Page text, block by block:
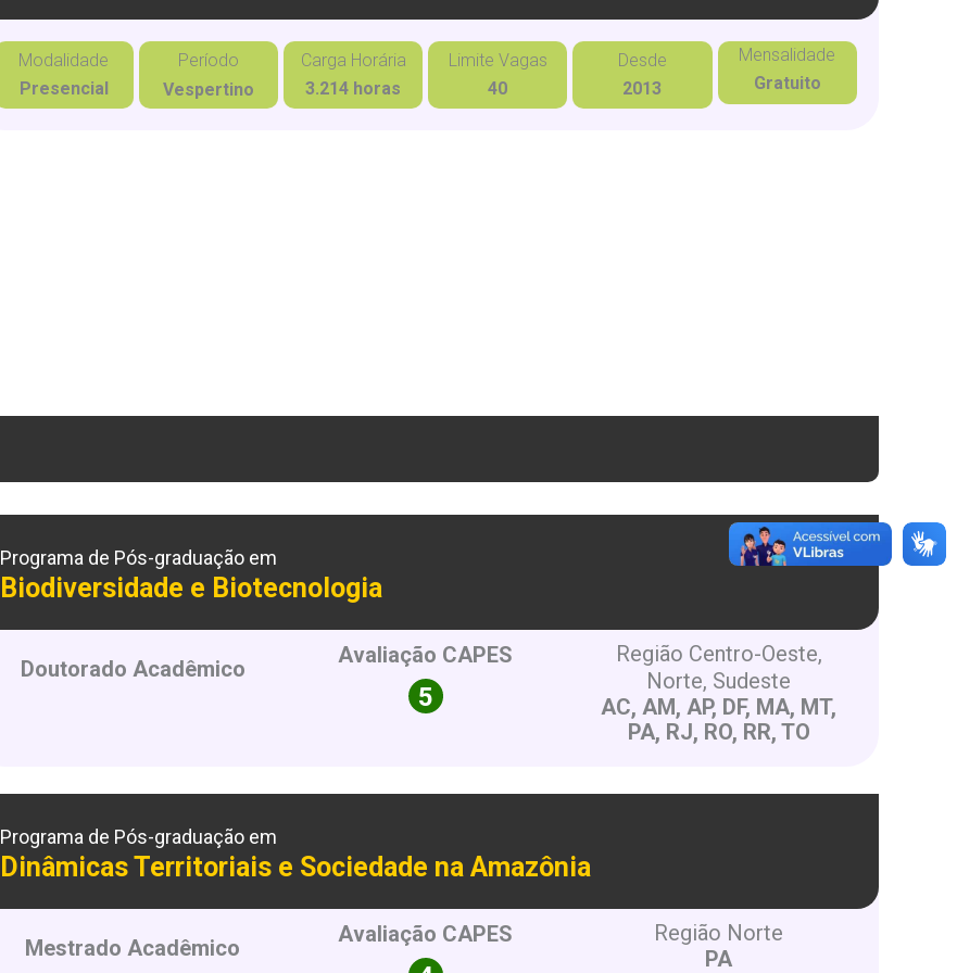
Modalidade
Presencial
Período
Vespertino
Carga Horária
3.214 horas
Limite Vagas
40
Desde
2013
Mensalidade
Gratuito
Programa de Pós-graduação em
Biodiversidade e Biotecnologia
Doutorado Acadêmico
Avaliação CAPES
Região Centro-Oeste,
Norte, Sudeste
AC, AM, AP, DF, MA, MT,
PA, RJ, RO, RR, TO
Programa de Pós-graduação em
Dinâmicas Territoriais e Sociedade na Amazônia
Mestrado Acadêmico
Avaliação CAPES
Região Norte
PA